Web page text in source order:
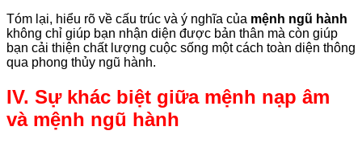
Tóm lại, hiểu rõ về cấu trúc và ý nghĩa của mệnh ngũ hành
không chỉ giúp bạn nhận diện được bản thân mà còn giúp
bạn cải thiện chất lượng cuộc sống một cách toàn diện thông
qua phong thủy ngũ hành.
IV. Sự khác biệt giữa mệnh nạp âm
và mệnh ngũ hành